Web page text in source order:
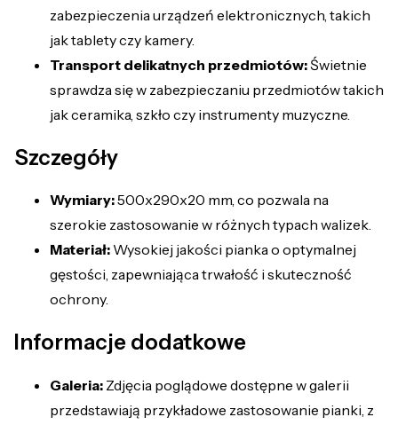
zabezpieczenia urządzeń elektronicznych, takich
jak tablety czy kamery.
Transport delikatnych przedmiotów:Świetnie
sprawdza się w zabezpieczaniu przedmiotów takich
jak ceramika, szkło czy instrumenty muzyczne.
Szczegóły
Wymiary:500x290x20 mm, co pozwala na
szerokie zastosowanie w różnych typach walizek.
Materiał: Wysokiej jakości pianka o optymalnej
gęstości, zapewniająca trwałość i skuteczność
ochrony.
Informacje dodatkowe
Galeria: Zdjęcia poglądowe dostępne w galerii
przedstawiają przykładowe zastosowanie pianki, z